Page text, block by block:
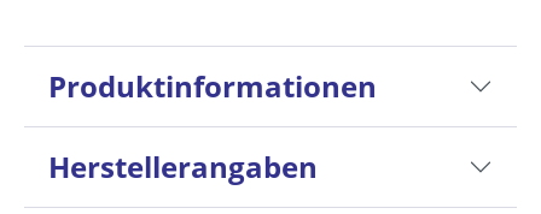
Produktinformationen
Herstellerangaben